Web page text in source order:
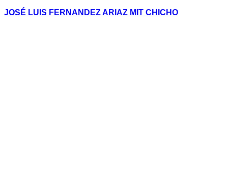
JOSÉ LUIS FERNANDEZ ARIAZ MIT CHICHO